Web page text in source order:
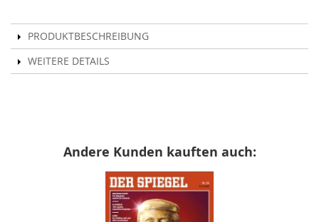
PRODUKTBESCHREIBUNG
WEITERE DETAILS
Andere Kunden kauften auch: